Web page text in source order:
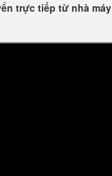
trực tiếp từ nhà máy